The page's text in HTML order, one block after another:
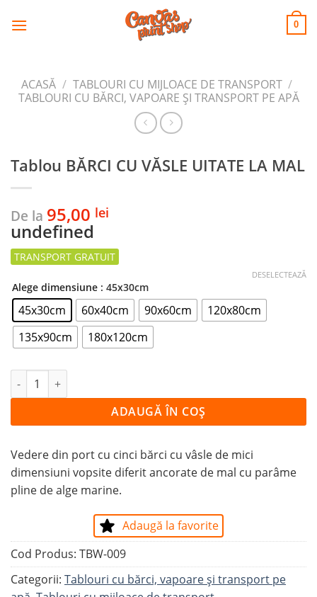
CANVAS
PRINT SHOP 0
ACASĂ / TABLOURI CU MIJLOACE DE TRANSPORT /
TABLOURI CU BĂRCI, VAPOARE ȘI TRANSPORT PE APĂ
Tablou BĂRCI CU VĂSLE UITATE LA MAL
De la 95,00 lei
undefined
Alege dimensiune : 45x30cm
45x30cm 60x40cm 90x60cm
120x80cm
135x90cm
180x120cm
DESELECTEAZĂ
Cantitate Tablou BĂRCI CU VĂSLE UITATE LA MAL
ADAUGĂ ÎN COȘ
Vedere din port cu cinci bărci cu vâsle de mici
dimensiuni vopsite diferit ancorate de mal cu parâme
pline de alge marine.
Adaugă la favorite
Cod Produs: TBW-009
Categorii: Tablouri cu bărci, vapoare și transport pe